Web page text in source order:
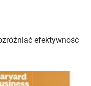
efektywność